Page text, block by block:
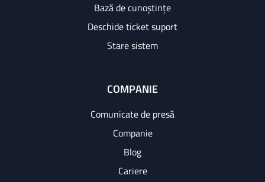
Bază de cunoștințe
Deschide ticket suport
Stare sistem
COMPANIE
Comunicate de presă
Companie
Blog
Cariere